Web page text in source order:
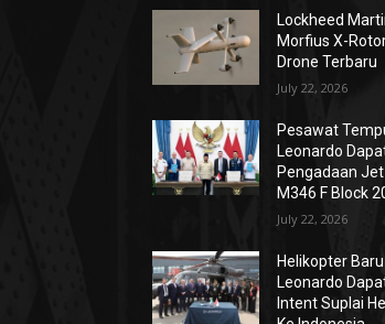
Lockheed
Morfius X-
Drone Terbaru
July 22, 2026
Pesawat
Leonardo
Pengadaan
M346 F Block
July 22, 2026
Helikopter
Leonardo
Intent Suplai